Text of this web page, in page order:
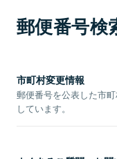
郵便番号検
市町村変更情報
郵便番号を公表した市
しています。